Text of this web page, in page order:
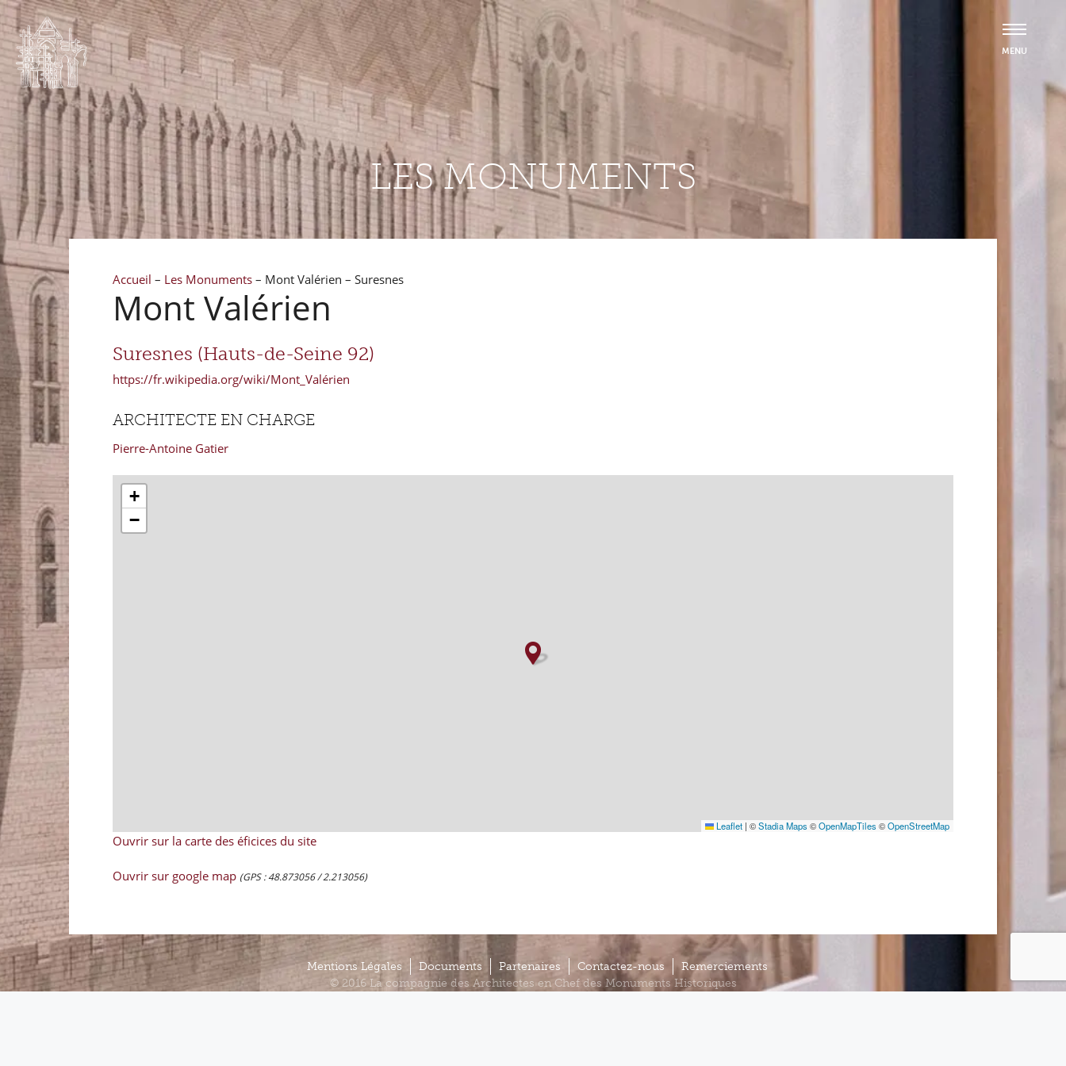
LES MONUMENTS
Accueil – Les Monuments – Mont Valérien – Suresnes
Mont Valérien
Suresnes (Hauts-de-Seine 92)
https://fr.wikipedia.org/wiki/Mont_Valérien
ARCHITECTE EN CHARGE
Pierre-Antoine Gatier
+
−
Leaflet | ©Stadia Maps ©OpenMapTiles ©OpenStreetMap
Ouvrir sur la carte des éficices du site
Ouvrir sur google map (GPS : 48.873056 / 2.213056)
Mentions Légales Documents Partenaires Contactez-nous
Remerciements
© 2016 La compagnie des Architectes en Chef des Monuments Historiques